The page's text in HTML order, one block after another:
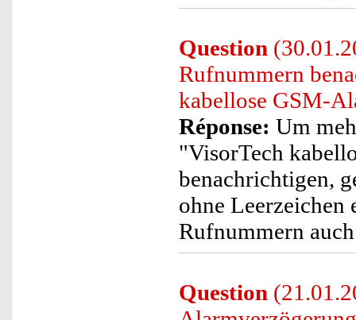
Question
Rufnummern
kabellose GSM-
Réponse: Um
"VisorTech
benachrichtigen,
ohne Leerzeichen
Rufnummern
Question